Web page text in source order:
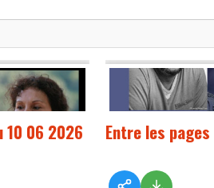
10 06 2026 Entre les